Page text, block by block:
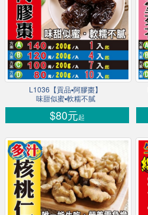
L1036【貢品▪阿膠棗】
味甜似蜜▪軟糯不膩
$80元起